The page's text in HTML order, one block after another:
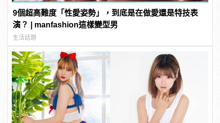
9個超高難度「性愛姿勢」，到底是在做愛還是特技表
演？ | manfashion這樣變型男
生活話題